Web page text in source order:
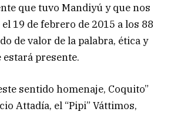
que tuvo Mandiyú y que nos
19 de febrero de 2015 a los 88
de valor de la palabra, ética y
presente.
sentido homenaje, Coquito”
Attadía, el “Pipi” Váttimos,